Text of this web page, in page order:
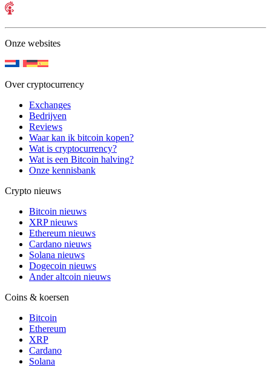
Onze websites
Over cryptocurrency
Exchanges
Bedrijven
Reviews
Waar kan ik bitcoin kopen?
Wat is cryptocurrency?
Wat is een Bitcoin halving?
Onze kennisbank
Crypto nieuws
Bitcoin nieuws
XRP nieuws
Ethereum nieuws
Cardano nieuws
Solana nieuws
Dogecoin nieuws
Ander altcoin nieuws
Coins & koersen
Bitcoin
Ethereum
XRP
Cardano
Solana